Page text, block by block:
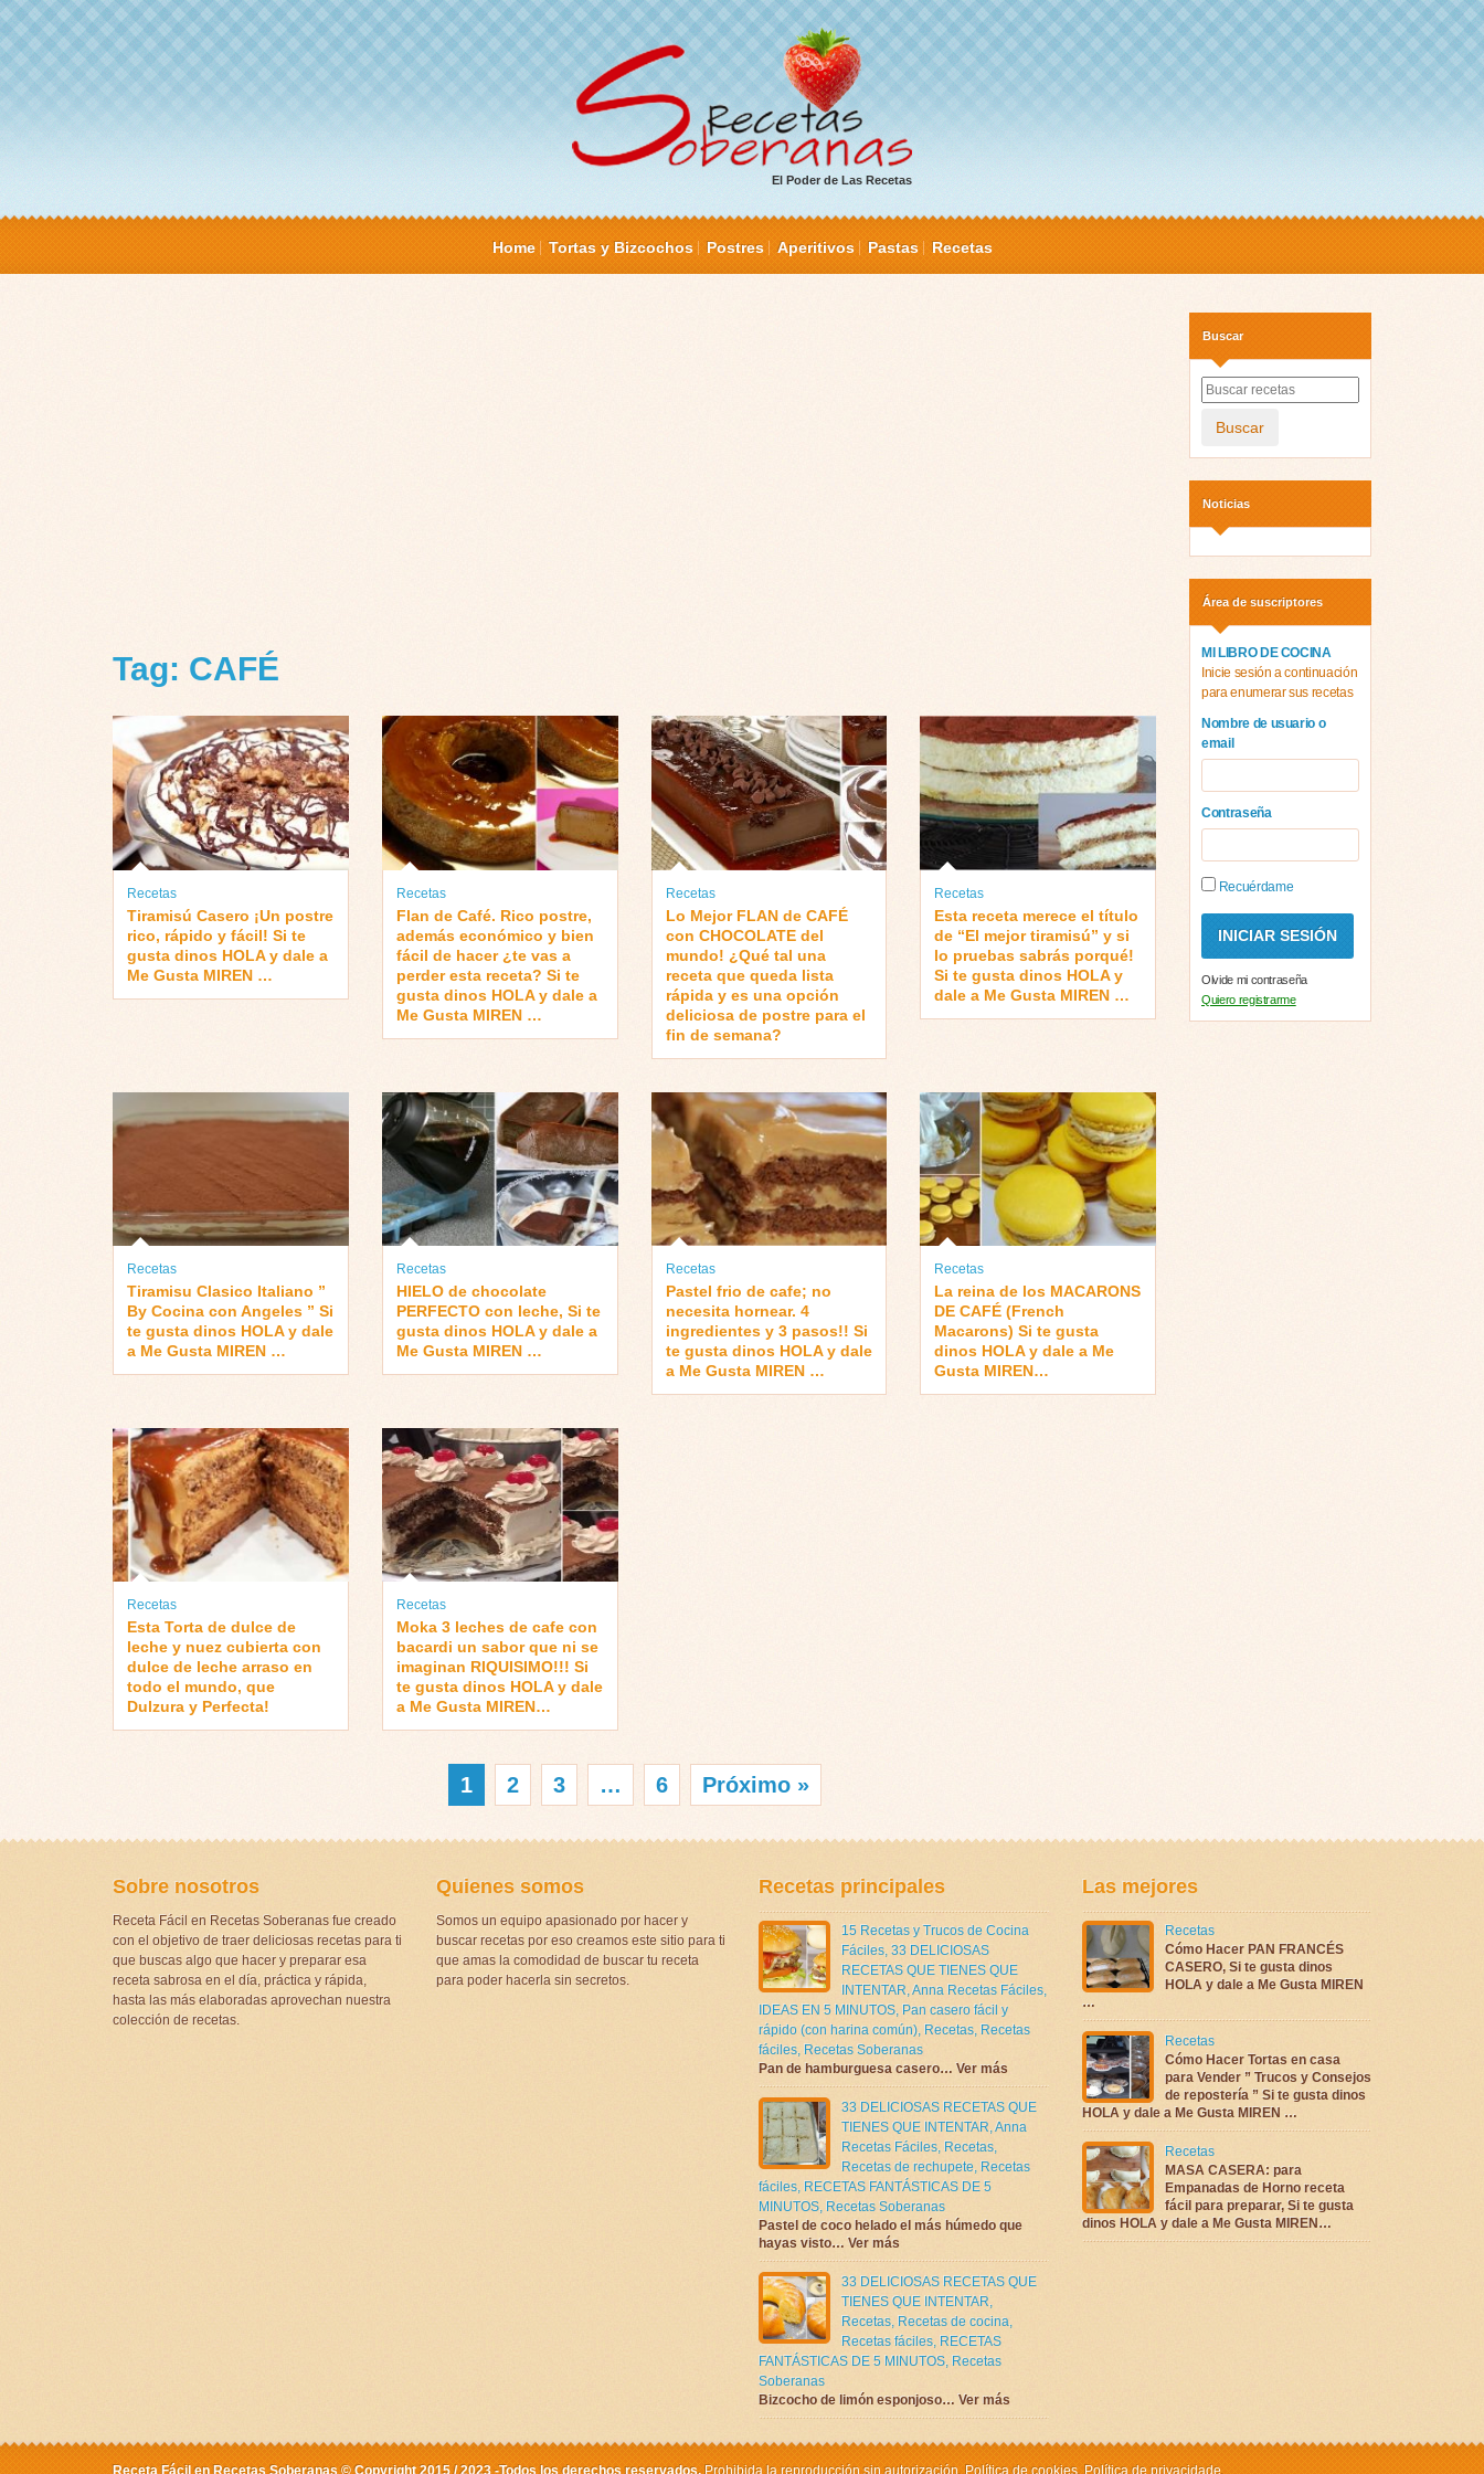
El Poder de Las Recetas
Home Tortas y Bizcochos Postres Aperitivos Pastas Recetas
Tag: CAFÉ
Recetas
Tiramisú Casero ¡Un postre
rico, rápido y fácil! Si te
gusta dinos HOLA y dale a
Me Gusta MIREN …
Recetas
Flan de Café. Rico postre,
además económico y bien
fácil de hacer ¿te vas a
perder esta receta? Si te
gusta dinos HOLA y dale a
Me Gusta MIREN …
Recetas
Lo Mejor FLAN de CAFÉ
con CHOCOLATE del
mundo! ¿Qué tal una
receta que queda lista
rápida y es una opción
deliciosa de postre para el
fin de semana?
Recetas
Esta receta merece el título
de “El mejor tiramisú” y si
lo pruebas sabrás porqué!
Si te gusta dinos HOLA y
dale a Me Gusta MIREN …
Recetas
Tiramisu Clasico Italiano ”
By Cocina con Angeles ” Si
te gusta dinos HOLA y dale
a Me Gusta MIREN …
Recetas
HIELO de chocolate
PERFECTO con leche, Si te
gusta dinos HOLA y dale a
Me Gusta MIREN …
Recetas
Pastel frio de cafe; no
necesita hornear. 4
ingredientes y 3 pasos!! Si
te gusta dinos HOLA y dale
a Me Gusta MIREN …
Recetas
La reina de los MACARONS
DE CAFÉ (French
Macarons) Si te gusta
dinos HOLA y dale a Me
Gusta MIREN…
Recetas
Esta Torta de dulce de
leche y nuez cubierta con
dulce de leche arraso en
todo el mundo, que
Dulzura y Perfecta!
Recetas
Moka 3 leches de cafe con
bacardi un sabor que ni se
imaginan RIQUISIMO!!! Si
te gusta dinos HOLA y dale
a Me Gusta MIREN…
1 2 3 … 6 Próximo »
Buscar
Buscar
Noticias
Área de suscriptores
MI LIBRO DE COCINA
Inicie sesión a continuación
para enumerar sus recetas
Nombre de usuario o
email
Contraseña
Recuérdame
Olvide mi contraseña
Quiero registrarme
Sobre nosotros
Receta Fácil en Recetas Soberanas fue creado
con el objetivo de traer deliciosas recetas para ti
que buscas algo que hacer y preparar esa
receta sabrosa en el día, práctica y rápida,
hasta las más elaboradas aprovechan nuestra
colección de recetas.
Quienes somos
Somos un equipo apasionado por hacer y
buscar recetas por eso creamos este sitio para ti
que amas la comodidad de buscar tu receta
para poder hacerla sin secretos.
Recetas principales
15 Recetas y Trucos de Cocina
Fáciles, 33 DELICIOSAS
RECETAS QUE TIENES QUE
INTENTAR,Anna Recetas Fáciles,
IDEAS EN 5 MINUTOS, Pan casero fácil y
rápido (con harina común), Recetas, Recetas
fáciles, Recetas Soberanas
Pan de hamburguesa casero… Ver más
33 DELICIOSAS RECETAS QUE
TIENES QUE INTENTAR,Anna
Recetas Fáciles, Recetas,
Recetas de rechupete, Recetas
fáciles, RECETAS FANTÁSTICAS DE 5
MINUTOS, Recetas Soberanas
Pastel de coco helado el más húmedo que
hayas visto… Ver más
33 DELICIOSAS RECETAS QUE
TIENES QUE INTENTAR,
Recetas, Recetas de cocina,
Recetas fáciles, RECETAS
FANTÁSTICAS DE 5 MINUTOS, Recetas
Soberanas
Bizcocho de limón esponjoso… Ver más
Las mejores
Recetas
Cómo Hacer PAN FRANCÉS
CASERO, Si te gusta dinos
HOLA y dale a Me Gusta MIREN
…
Recetas
Cómo Hacer Tortas en casa
para Vender ” Trucos y Consejos
de repostería ” Si te gusta dinos
HOLA y dale a Me Gusta MIREN …
Recetas
MASA CASERA: para
Empanadas de Horno receta
fácil para preparar, Si te gusta
dinos HOLA y dale a Me Gusta MIREN…